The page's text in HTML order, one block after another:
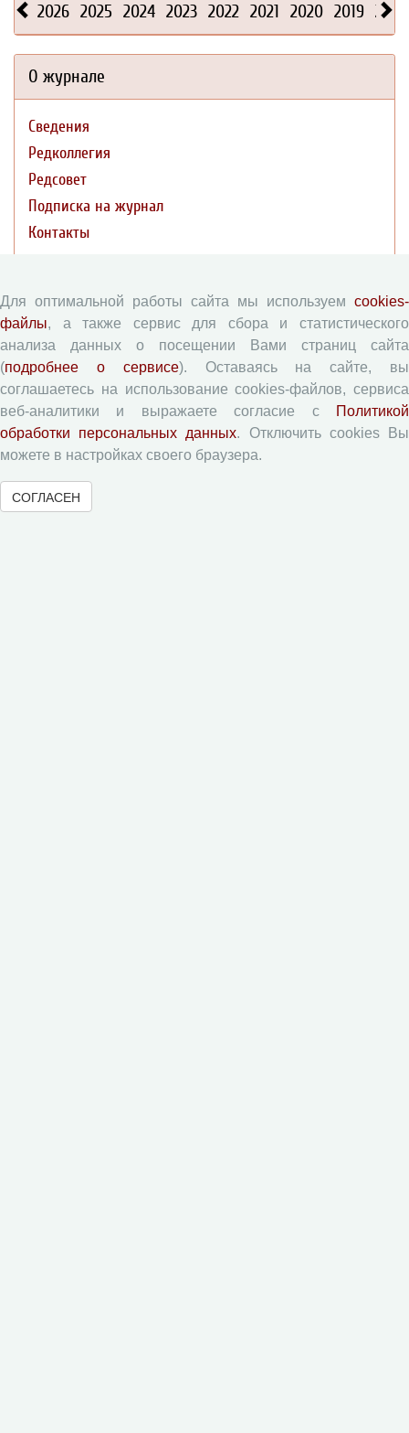
2026 2025 2024 2023 2022 2021 2020 2019 2018
О журнале
Сведения
Редколлегия
Редсовет
Подписка на журнал
Контакты
Цели и задачи
Разделы журнала
Рецензирование
Публикационная этика
Индексирование
Архивация
Политика открытого доступа
Политика раскрытия
Для оптимальной работы сайта мы используем cookies-
файлы, а также сервис для сбора и статистического
анализа данных о посещении Вами страниц сайта
(подробнее о сервисе). Оставаясь на сайте, вы
соглашаетесь на использование cookies-файлов, сервиса
веб-аналитики и выражаете согласие с
Политикой
обработки персональных данных. Отключить cookies Вы
можете в настройках своего браузера.
СОГЛАСЕН